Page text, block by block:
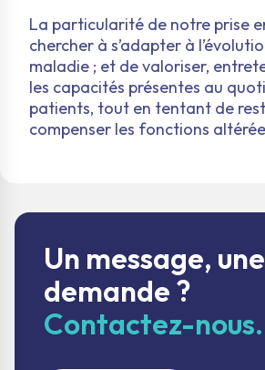
La particularité de notre prise
chercher à s’adapter à
maladie ; et de valoriser,
les capacités présentes au
patients, tout en tentant de
compenser les fonctions
Un message, une
demande ?
Contactez-nous.